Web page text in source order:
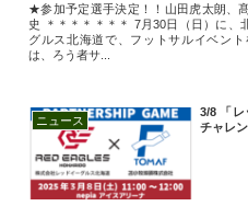
★参加予定選手決定！！山田虎太朗、
史 ＊＊＊＊＊＊＊ 7月30日（日）に、
グルス北海道で、フットサルイベン
は、ろう者サ...
ニュース
3/8 「レ
チャレ